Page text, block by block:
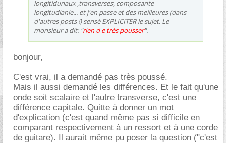
longitidunaux ,transverses, composante
longitudianle... et j'en passe et des meilleures (dans
d'autres posts !) sensé EXPLICITER le sujet. Le
monsieur a dit: "rien d e trés pousser".
bonjour,
C'est vrai, il a demandé pas très poussé.
Mais il aussi demandé les différences. Et le fait qu'une
onde soit scalaire et l'autre transverse, c'est une
différence capitale. Quitte à donner un mot
d'explication (c'est quand même pas si difficile en
comparant respectivement à un ressort et à une corde
de guitare). Il aurait même pu poser la question ("c'est